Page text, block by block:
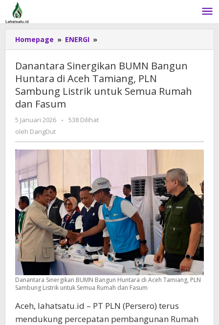
Lewati
konten
Homepage » ENERGI »
Sinergikan
BUMN
Bangun
Huntara
di
Listrik
untuk
Rumah
dan
Fasum
Danantara Sinergikan BUMN Bangun
Huntara di Aceh Tamiang, PLN
Sambung Listrik untuk Semua Rumah
dan Fasum
5 Januari 2026
oleh
-
538 Dilihat
oleh DangDut
Danantara Sinergikan BUMN Bangun Huntara di Aceh Tamiang, PLN
Sambung Listrik untuk Semua Rumah dan Fasum
Aceh, lahatsatu.id – PT PLN (Persero) terus
mendukung percepatan pembangunan Rumah